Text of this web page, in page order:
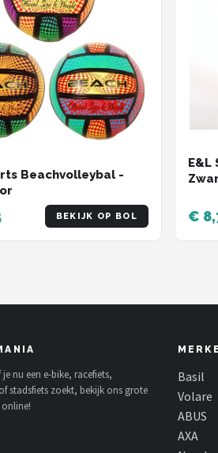
Beachvolleybal -
BEKIJK OP BOL
E&L
€
je nu een e-bike, racefiets,
stadsfiets zoekt, bekijk ons grote
Basil
Volare
ABUS
AXA